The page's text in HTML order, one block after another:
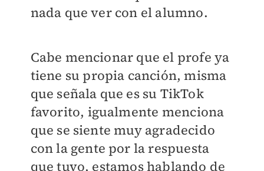
nada que ver con el alumno.
Cabe mencionar que el profe ya
tiene su propia canción, misma
que señala que es su TikTok
favorito, igualmente menciona
que se siente muy agradecido
con la gente por la respuesta
que tuvo, estamos hablando de